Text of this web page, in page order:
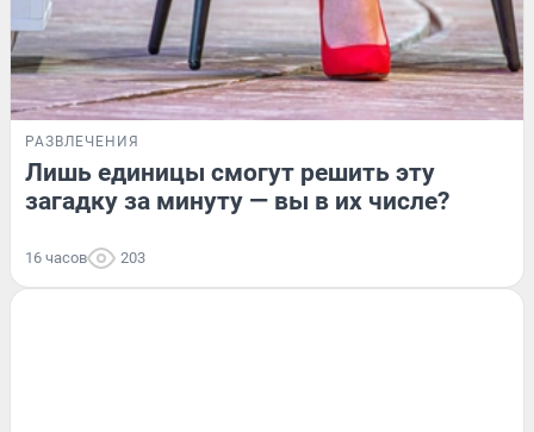
РАЗВЛЕЧЕНИЯ
Лишь единицы смогут решить эту
загадку за минуту — вы в их числе?
16 часов 203